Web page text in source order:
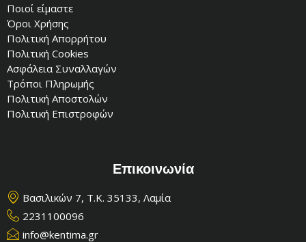
Ποιοί είμαστε
Όροι Χρήσης
Πολιτική Απορρήτου
Πολιτική Cookies
Ασφάλεια Συναλλαγών
Τρόποι Πληρωμής
Πολιτική Αποστολών
Πολιτική Επιστροφών
Επικοινωνία
Βασιλικών 7, Τ.Κ. 35133, Λαμία
2231100096
info@kentima.gr